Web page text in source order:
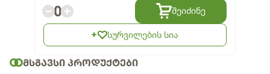
0 შეიძინე
სურვილების სია
ᲛᲡᲒᲐᲕᲡᲘ ᲞᲠᲝᲓᲣᲥᲢᲔᲑᲘ